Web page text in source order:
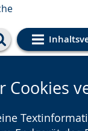
Cookies